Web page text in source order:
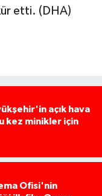
etti. (DHA)
açık hava
kez minikler için
Ofisi'nin